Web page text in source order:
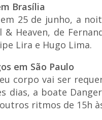
Brasília
25 de junho, a
Heaven, de
Lira e Hugo Lima.
em São Paulo
corpo vai ser
dias, a boate
ritmos de 15h